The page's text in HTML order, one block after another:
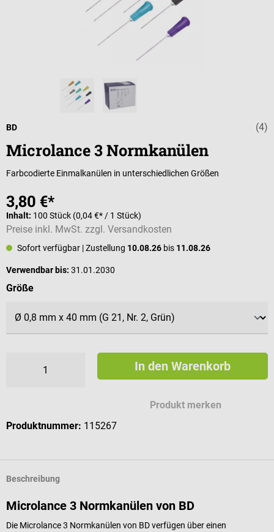
(4)
BD
Microlance 3 Normkanülen
Farbcodierte Einmalkanülen in unterschiedlichen Größen
3,80 €*
Inhalt: 100 Stück (0,04 €* / 1 Stück)
Preise inkl. MwSt. zzgl. Versandkosten
Sofort verfügbar | Zustellung 10.08.26 bis 11.08.26
Verwendbar bis: 31.01.2030
Größeauswählen
In den Warenkorb
Produkt merken
Produktnummer: 115267
Beschreibung
Microlance 3 Normkanülen von BD
Die Microlance 3 Normkanülen von BD verfügen über einen